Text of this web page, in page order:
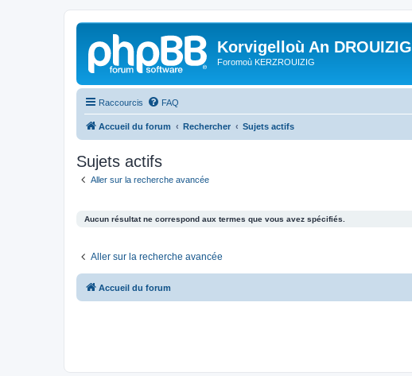
Korvigelloù An DROUIZIG
Foromoù KERZROUIZIG
Raccourcis FAQ
Accueil du forum Rechercher Sujets actifs
Sujets actifs
Aller sur la recherche avancée
Aucun résultat ne correspond aux termes que vous avez spécifiés.
Aller sur la recherche avancée
Accueil du forum